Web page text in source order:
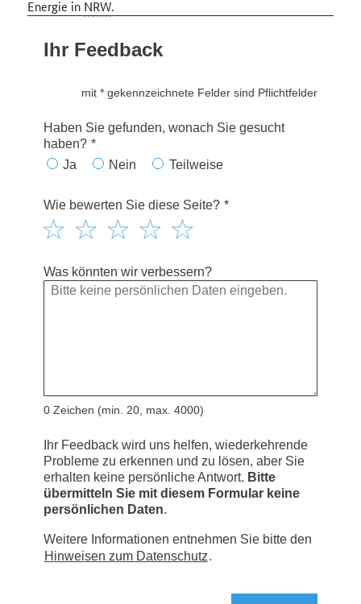
Energie in NRW.